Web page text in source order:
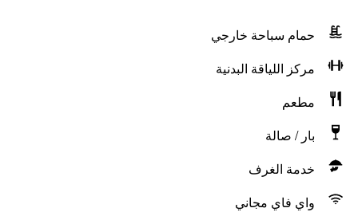
حمام سباحة خارجي
مركز اللياقة البدنية
مطعم
بار / صالة
خدمة الغرف
واي فاي مجاني